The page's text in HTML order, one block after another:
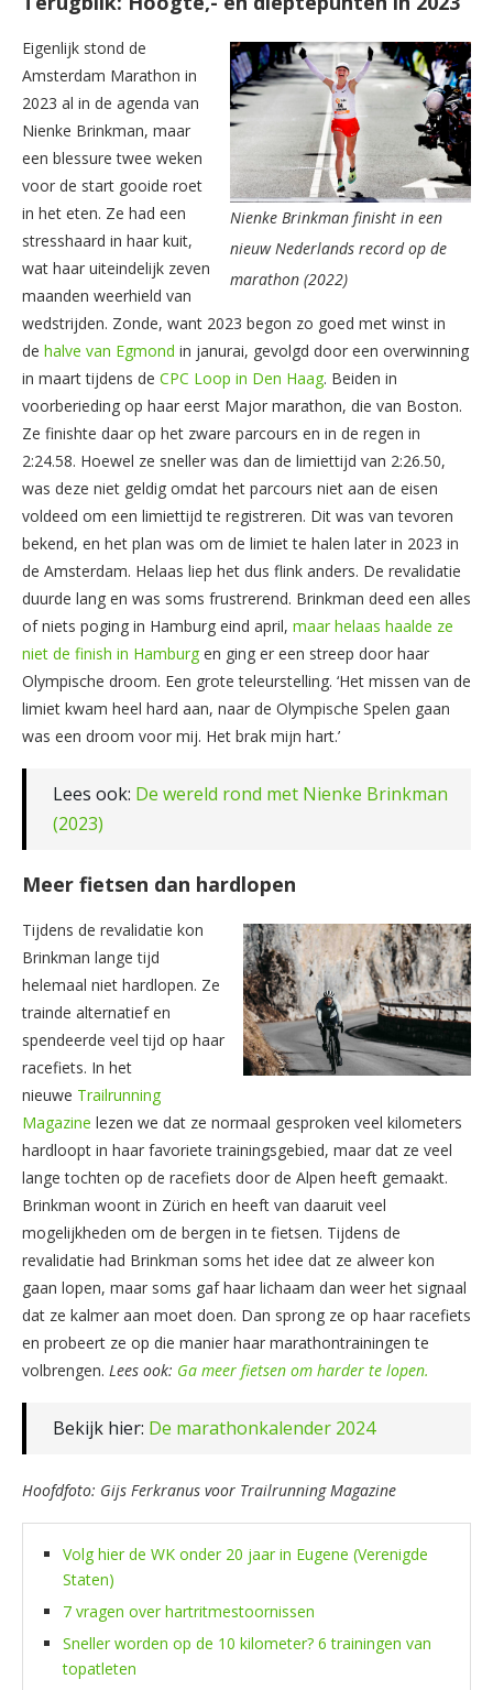
Nienke Brinkman finisht in een
nieuw Nederlands record op de
marathon (2022)
Eigenlijk stond de
Amsterdam Marathon in
2023 al in de agenda van
Nienke Brinkman, maar
een blessure twee weken
voor de start gooide roet
in het eten. Ze had een
stresshaard in haar kuit,
wat haar uiteindelijk zeven
maanden weerhield van
wedstrijden. Zonde, want 2023 begon zo goed met winst in
de halve van Egmond in janurai, gevolgd door een overwinning
in maart tijdens de CPC Loop in Den Haag. Beiden in
voorberieding op haar eerst Major marathon, die van Boston.
Ze finishte daar op het zware parcours en in de regen in
2:24.58. Hoewel ze sneller was dan de limiettijd van 2:26.50,
was deze niet geldig omdat het parcours niet aan de eisen
voldeed om een limiettijd te registreren. Dit was van tevoren
bekend, en het plan was om de limiet te halen later in 2023 in
de Amsterdam. Helaas liep het dus flink anders. De revalidatie
duurde lang en was soms frustrerend. Brinkman deed een alles
of niets poging in Hamburg eind april, maar helaas haalde ze
niet de finish in Hamburg en ging er een streep door haar
Olympische droom. Een grote teleurstelling. ‘Het missen van de
limiet kwam heel hard aan, naar de Olympische Spelen gaan
was een droom voor mij. Het brak mijn hart.’
Lees ook: De wereld rond met Nienke Brinkman
(2023)
Meer fietsen dan hardlopen
Tijdens de revalidatie kon
Brinkman lange tijd
helemaal niet hardlopen. Ze
trainde alternatief en
spendeerde veel tijd op haar
racefiets. In het
nieuwe Trailrunning
Magazine lezen we dat ze normaal gesproken veel kilometers
hardloopt in haar favoriete trainingsgebied, maar dat ze veel
lange tochten op de racefiets door de Alpen heeft gemaakt.
Brinkman woont in Zürich en heeft van daaruit veel
mogelijkheden om de bergen in te fietsen. Tijdens de
revalidatie had Brinkman soms het idee dat ze alweer kon
gaan lopen, maar soms gaf haar lichaam dan weer het signaal
dat ze kalmer aan moet doen. Dan sprong ze op haar racefiets
en probeert ze op die manier haar marathontrainingen te
volbrengen. Lees ook: Ga meer fietsen om harder te lopen.
Bekijk hier: De marathonkalender 2024
Hoofdfoto: Gijs Ferkranus voor Trailrunning Magazine
Volg hier de WK onder 20 jaar in Eugene (Verenigde
Staten)
7 vragen over hartritmestoornissen
Sneller worden op de 10 kilometer? 6 trainingen van
topatleten